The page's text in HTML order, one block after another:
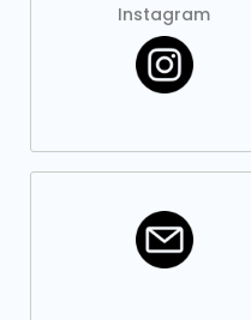
Instagram